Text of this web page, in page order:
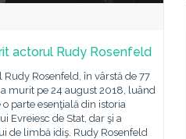
actorul Rudy Rosenfeld
Rudy Rosenfeld, în vârstă de 77
murit pe 24 august 2018, luând
o parte esenţială din istoria
Evreiesc de Stat, dar şi a
de limbă idiş. Rudy Rosenfeld